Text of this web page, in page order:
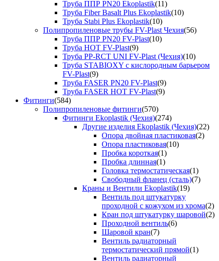
Труба ППР PN20 Ekoplastik(11)
Труба Fiber Basalt Plus Ekoplastik(10)
Труба Stabi Plus Ekoplastik(10)
Полипропиленовые трубы FV-Plast Чехия(56)
Труба ППР PN20 FV-Plast(10)
Труба HOT FV-Plast(9)
Труба PP-RCT UNI FV-Plast (Чехия)(10)
Труба STABIOXY с кислородным барьером
FV-Plast(9)
Труба FASER PN20 FV-Plast(9)
Труба FASER HOT FV-Plast(9)
Фитинги(584)
Полипропиленовые фитинги(570)
Фитинги Ekoplastik (Чехия)(274)
Другие изделия Ekoplastik (Чехия)(22)
Опора двойная пластиковая(2)
Опора пластиковая(10)
Пробка короткая(1)
Пробка длинная(1)
Головка термостатическая(1)
Свободный фланец (сталь)(7)
Краны и Вентили Ekoplastik(19)
Вентиль под штукатурку
проходной с кожухом из хрома(2)
Кран под штукатурку шаровой(2)
Проходной вентиль(6)
Шаровой кран(7)
Вентиль радиаторный
термостатический прямой(1)
Вентиль радиаторный